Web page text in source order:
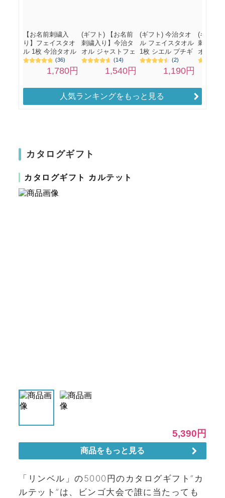
人気ランキングをもっと見る
カタログギフト
カタログギフト カルテット
「リンベル」の5000円のカタログギフト“カ
ルテット”は、ビンゴ大会で誰に当たっても